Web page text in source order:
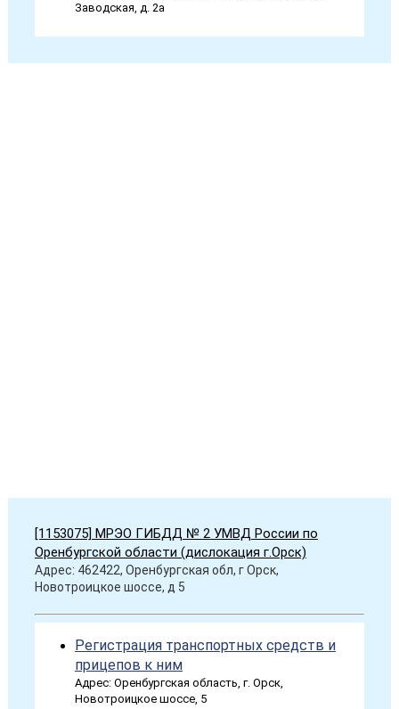
Заводская, д. 2а
[1153075] МРЭО ГИБДД № 2 УМВД России по
Оренбургской области (дислокация г.Орск)
Адрес: 462422, Оренбургская обл, г Орск,
Новотроицкое шоссе, д 5
Регистрация транспортных средств и
прицепов к ним
Адрес: Оренбургская область, г. Орск,
Новотроицкое шоссе, 5